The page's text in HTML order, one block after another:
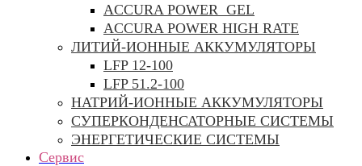
ACCURA POWER GEL
ACCURA POWER HIGH RATE
ЛИТИЙ-ИОННЫЕ АККУМУЛЯТОРЫ
LFP 12-100
LFP 51.2-100
НАТРИЙ-ИОННЫЕ АККУМУЛЯТОРЫ
СУПЕРКОНДЕНСАТОРНЫЕ СИСТЕМЫ
ЭНЕРГЕТИЧЕСКИЕ СИСТЕМЫ
Сервис